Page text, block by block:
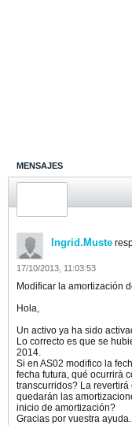
MENSAJES
ÚLTIMA ACTIVIDAD
Ingrid.Muste
17/10/2013, 11:03:53
Modificar la amortización
Hola,
Un activo ya ha sido
Lo correcto es que se
2014.
Si en AS02 modifico la
fecha futura, qué ocurrirà
transcurridos? La
quedarán las
inicio de amortización?
Gracias por vuestra ayuda.